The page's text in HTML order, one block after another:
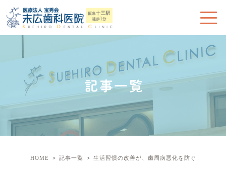
記事一覧
HOME 記事一覧 生活習慣の改善が、歯周病悪化を防ぐ